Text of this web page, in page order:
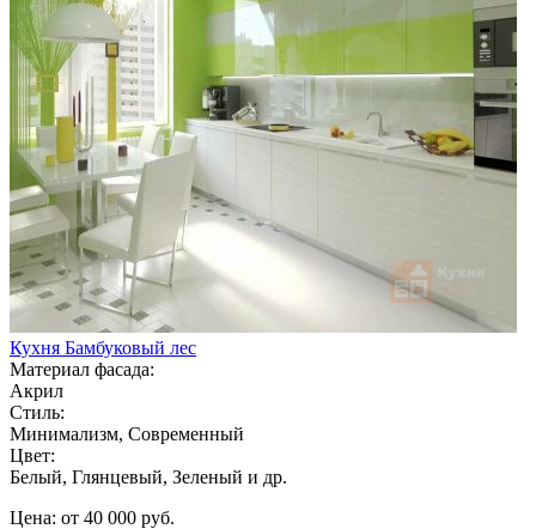
Кухня Бамбуковый лес
Материал фасада:
Акрил
Стиль:
Минимализм, Современный
Цвет:
Белый, Глянцевый, Зеленый и др.
Цена: от 40 000 руб.